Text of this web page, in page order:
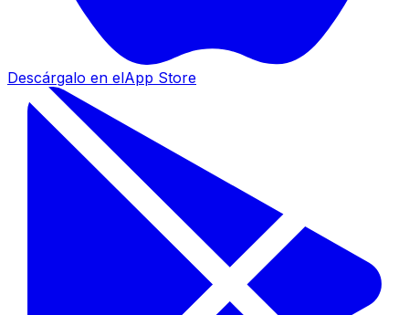
Descárgalo en elApp Store